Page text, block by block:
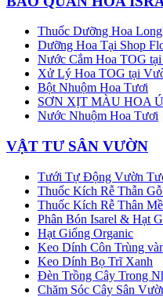
Thuốc Dưỡng Hoa
Dưỡng Hoa Tại Shop
Nước Cắm Hoa TOG
Xử Lý Hoa TOG tại
Bột Nhuộm Hoa Tươi
SƠN XỊT MÀU HOA
Nước Nhuộm Hoa Tươi
VẬT TƯ SÂN VƯỜN
Tưới Tự Động Vườn
Thuốc Kích Rễ Thẫn
Thuốc Kích Rễ Thân
Phân Bón Isarel & Hạt
Hạt Giống Organic
Keo Dính Côn Trùng
Keo Dính Bọ Trĩ Xanh
Đèn Trồng Cây Trong
Chăm Sóc Cây Sân